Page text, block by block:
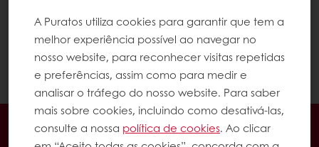
pagar as suas faturas pelo prazo de
pagamento acordado. Se for um novo
cliente, pode pagar usando pagamento
online (cartões de crédito, etc.)
A Puratos utiliza cookies para garantir que tem a
melhor experiência possível ao navegar no
nosso website, para reconhecer visitas repetidas
e preferências, assim como para medir e
analisar o tráfego do nosso website. Para saber
mais sobre cookies, incluindo como desativá-las,
consulte a nossa política de cookies. Ao clicar
Encomende online 24/7